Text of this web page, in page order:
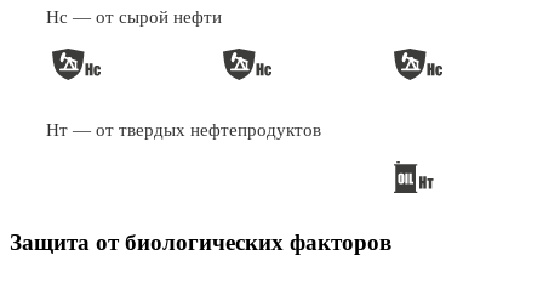
Нс — от сырой нефти
Нт — от твердых нефтепродуктов
Защита от биологических факторов